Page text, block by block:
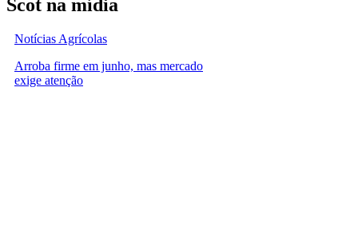
Scot na mídia
Notícias Agrícolas
Arroba firme em junho, mas mercado
exige atenção